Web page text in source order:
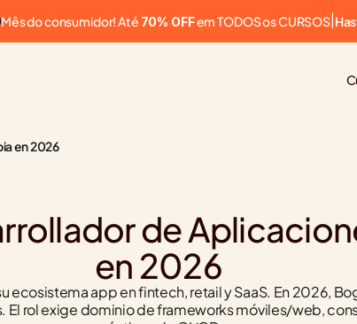
Mês do consumidor! Até 70% OFF em TODOS os CURSOS
en 2026
de
en 2026
ecosistema app en fintech, retail y SaaS. En 2026,
El rol exige dominio de frameworks móviles/web,